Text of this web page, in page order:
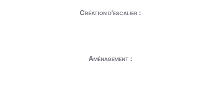
Création d'escalier :
Aménagement :